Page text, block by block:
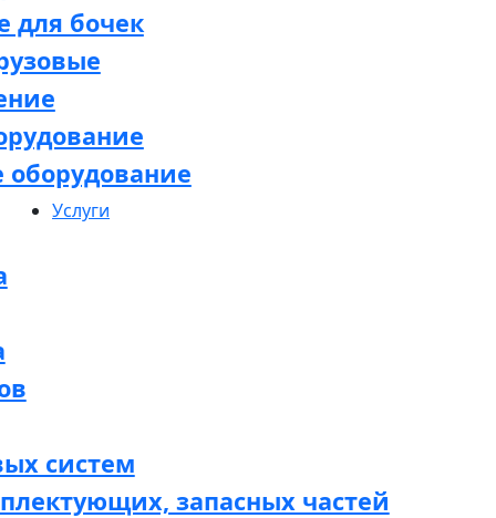
для бочек
оборудование
Услуги
систем
запасных частей